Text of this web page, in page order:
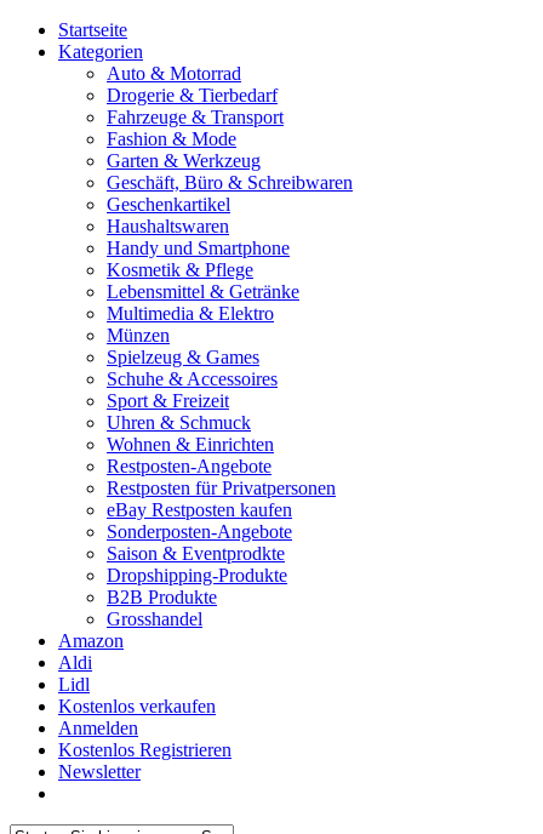
Startseite
Kategorien
Auto & Motorrad
Drogerie & Tierbedarf
Fahrzeuge & Transport
Fashion & Mode
Garten & Werkzeug
Geschäft, Büro & Schreibwaren
Geschenkartikel
Haushaltswaren
Handy und Smartphone
Kosmetik & Pflege
Lebensmittel & Getränke
Multimedia & Elektro
Münzen
Spielzeug & Games
Schuhe & Accessoires
Sport & Freizeit
Uhren & Schmuck
Wohnen & Einrichten
Restposten-Angebote
Restposten für Privatpersonen
eBay Restposten kaufen
Sonderposten-Angebote
Saison & Eventprodkte
Dropshipping-Produkte
B2B Produkte
Grosshandel
Amazon
Aldi
Lidl
Kostenlos verkaufen
Anmelden
Kostenlos Registrieren
Newsletter